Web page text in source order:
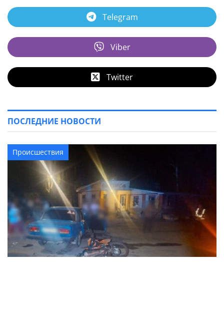
Telegram
Viber
Twitter
ПОСЛЕДНИЕ НОВОСТИ
Происшествия